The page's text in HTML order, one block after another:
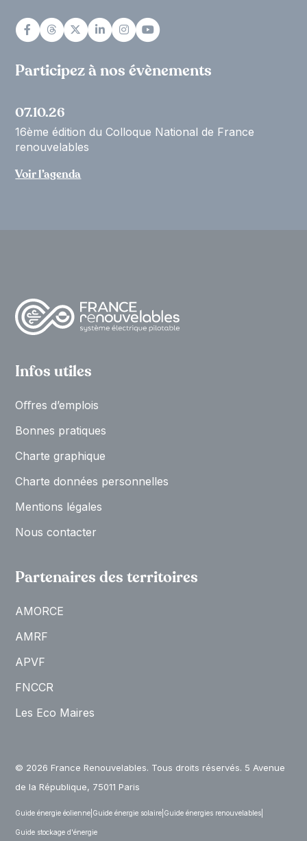
Participez à nos évènements
07.10.26
16ème édition du Colloque National de France
renouvelables
Voir l’agenda
Infos utiles
Oﬀres d’emplois
Bonnes pratiques
Charte graphique
Charte données personnelles
Mentions légales
Nous contacter
Partenaires des territoires
AMORCE
AMRF
APVF
FNCCR
Les Eco Maires
© 2026 France Renouvelables. Tous droits réservés. 5 Avenue
de la République, 75011 Paris
Guide énergie éolienne Guide énergie solaire Guide énergies renouvelables
Guide stockage d'énergie